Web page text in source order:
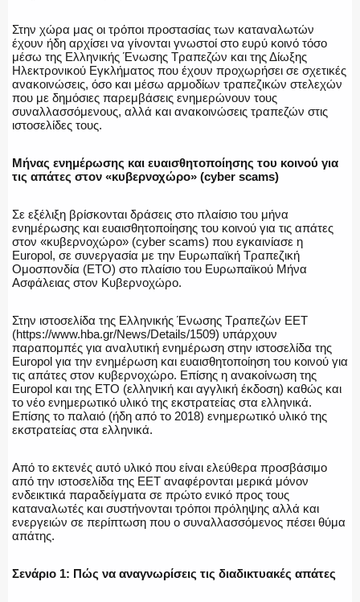
Στην χώρα μας οι τρόποι προστασίας των καταναλωτών
έχουν ήδη αρχίσει να γίνονται γνωστοί στο ευρύ κοινό τόσο
μέσω της Ελληνικής Ένωσης Τραπεζών και της Δίωξης
Ηλεκτρονικού Εγκλήματος που έχουν προχωρήσει σε σχετικές
ανακοινώσεις, όσο και μέσω αρμοδίων τραπεζικών στελεχών
που με δημόσιες παρεμβάσεις ενημερώνουν τους
συναλλασσόμενους, αλλά και ανακοινώσεις τραπεζών στις
ιστοσελίδες τους.
Μήνας ενημέρωσης και ευαισθητοποίησης του κοινού για
τις απάτες στον «κυβερνοχώρο» (cyber scams)
Σε εξέλιξη βρίσκονται δράσεις στο πλαίσιο του μήνα
ενημέρωσης και ευαισθητοποίησης του κοινού για τις απάτες
στον «κυβερνοχώρο» (cyber scams) που εγκαινίασε η
Europol, σε συνεργασία με την Ευρωπαϊκή Τραπεζική
Ομοσπονδία (ΕΤΟ) στο πλαίσιο του Ευρωπαϊκού Μήνα
Ασφάλειας στον Κυβερνοχώρο.
Στην ιστοσελίδα της Ελληνικής Ένωσης Τραπεζών ΕΕΤ
(https://www.hba.gr/News/Details/1509) υπάρχουν
παραπομπές για αναλυτική ενημέρωση στην ιστοσελίδα της
Europol για την ενημέρωση και ευαισθητοποίηση του κοινού για
τις απάτες στον κυβερνοχώρο. Επίσης η ανακοίνωση της
Europol και της ΕΤΟ (ελληνική και αγγλική έκδοση) καθώς και
το νέο ενημερωτικό υλικό της εκστρατείας στα ελληνικά.
Επίσης το παλαιό (ήδη από το 2018) ενημερωτικό υλικό της
εκστρατείας στα ελληνικά.
Από το εκτενές αυτό υλικό που είναι ελεύθερα προσβάσιμο
από την ιστοσελίδα της ΕΕΤ αναφέρονται μερικά μόνον
ενδεικτικά παραδείγματα σε πρώτο ενικό προς τους
καταναλωτές και συστήνονται τρόποι πρόληψης αλλά και
ενεργειών σε περίπτωση που ο συναλλασσόμενος πέσει θύμα
απάτης.
Σενάριο 1: Πώς να αναγνωρίσεις τις διαδικτυακές απάτες